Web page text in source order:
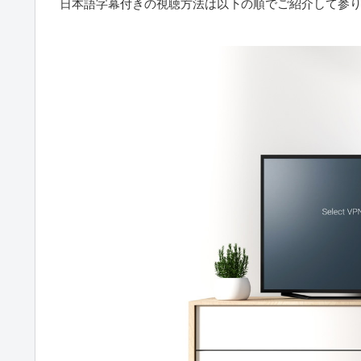
日本語字幕付きの視聴方法は以下の順でご紹介して参